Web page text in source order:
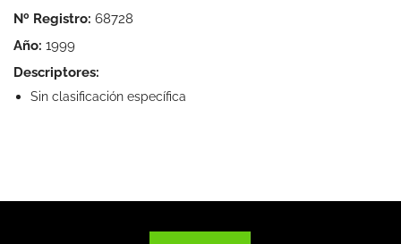
Nº Registro: 68728
Año: 1999
Descriptores:
Sin clasificación específica